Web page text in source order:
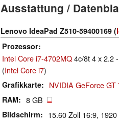
Ausstattung /
Lenovo IdeaPad Z510-59400169 (
Prozessor
Intel Core i7-4702MQ4c/8t 4 x 2.2
(Intel Core i7)
Grafikkarte NVIDIA GeForce GT
RAM 8 GB
Bildschirm 15.60 Zoll 16:9,